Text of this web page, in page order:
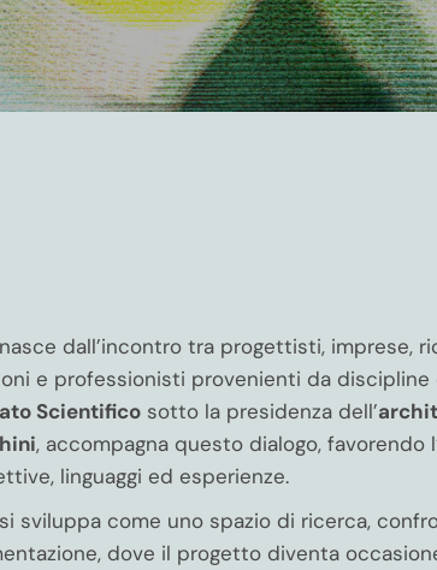
nasce dall’incontro tra progettisti, imprese,
e professionisti provenienti da discipline
Scientifico sotto la presidenza dell’
, accompagna questo dialogo, favorendo
linguaggi ed esperienze.
si sviluppa come uno spazio di ricerca,
dove il progetto diventa